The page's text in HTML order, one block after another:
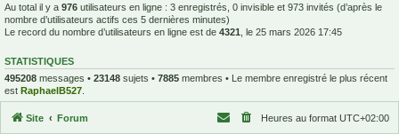
Au total il y a 976 utilisateurs en ligne : 3 enregistrés, 0 invisible et 973 invités (d’après le
nombre d’utilisateurs actifs ces 5 dernières minutes)
Le record du nombre d’utilisateurs en ligne est de 4321 , le 25 mars 2026 17:45
STATISTIQUES
495208 messages • 23148 sujets • 7885 membres • Le membre enregistré le plus récent
est RaphaelB527
Site Forum Heures au format UTC+02:00